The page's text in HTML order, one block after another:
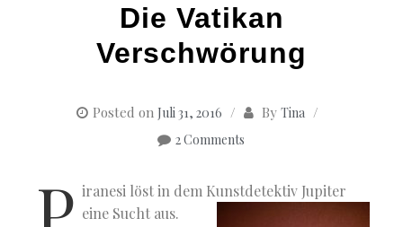
Die Vatikan
Verschwörung
Posted on Juli 31, 2016 By Tina
2 Comments
iranesi löst in dem Kunstdetektiv Jupiter
eine Sucht aus.